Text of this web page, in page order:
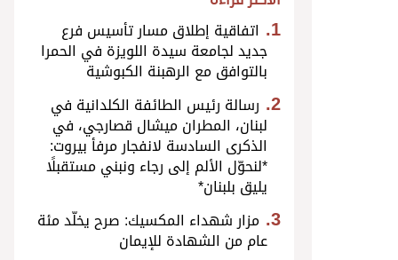
اتفاقية إطلاق مسار تأسيس فرع
جديد لجامعة سيدة اللويزة في الحمرا
بالتوافق مع الرهبنة الكبوشية
رسالة رئيس الطائفة الكلدانية في
لبنان، المطران ميشال قصارجي، في
الذكرى السادسة لانفجار مرفأ بيروت:
*لنحوّل الألم إلى رجاء ونبني مستقبلًا
يليق بلبنان*
مزار شهداء المكسيك: صرح يخلّد مئة
عام من الشهادة للإيمان